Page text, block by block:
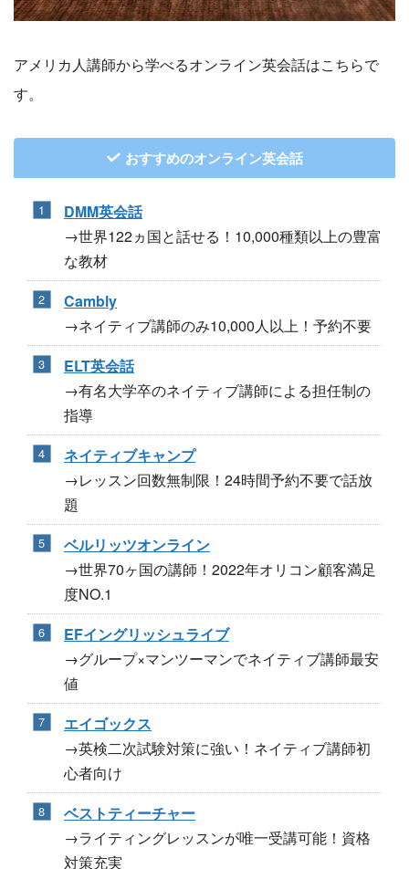
アメリカ人講師から学べるオンライン英会話はこちらで
す。
おすすめのオンライン英会話
DMM英会話
→世界122ヵ国と話せる！10,000種類以上の豊富
な教材
Cambly
→ネイティブ講師のみ10,000人以上！予約不要
ELT英会話
→有名大学卒のネイティブ講師による担任制の
指導
ネイティブキャンプ
→レッスン回数無制限！24時間予約不要で話放
題
ベルリッツオンライン
→世界70ヶ国の講師！2022年オリコン顧客満足
度NO.1
EFイングリッシュライブ
→グループ×マンツーマンでネイティブ講師最安
値
エイゴックス
→英検二次試験対策に強い！ネイティブ講師初
心者向け
ベストティーチャー
→ライティングレッスンが唯一受講可能！資格
対策充実